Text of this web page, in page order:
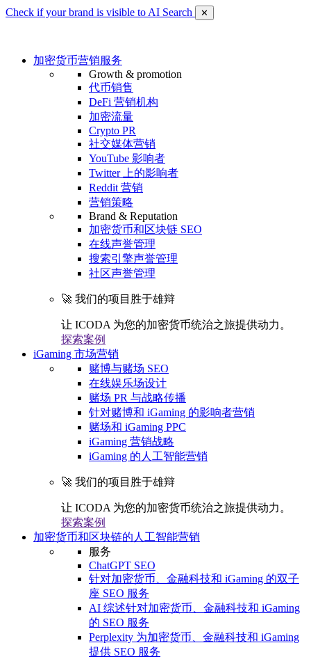
Check if your brand is visible to AI Search ✕
加密货币营销服务
Growth & promotion
代币销售
DeFi 营销机构
加密流量
Crypto PR
社交媒体营销
YouTube 影响者
Twitter 上的影响者
Reddit 营销
营销策略
Brand & Reputation
加密货币和区块链 SEO
在线声誉管理
搜索引擎声誉管理
社区声誉管理
🚀 我们的项目胜于雄辩
让 ICODA 为您的加密货币统治之旅提供动力。
探索案例
iGaming 市场营销
赌博与赌场 SEO
在线娱乐场设计
赌场 PR 与战略传播
针对赌博和 iGaming 的影响者营销
赌场和 iGaming PPC
iGaming 营销战略
iGaming 的人工智能营销
🚀 我们的项目胜于雄辩
让 ICODA 为您的加密货币统治之旅提供动力。
探索案例
加密货币和区块链的人工智能营销
服务
ChatGPT SEO
针对加密货币、金融科技和 iGaming 的双子
座 SEO 服务
AI 综述针对加密货币、金融科技和 iGaming
的 SEO 服务
Perplexity 为加密货币、金融科技和 iGaming
提供 SEO 服务